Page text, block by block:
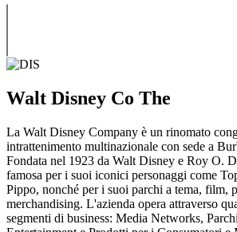
Walt Disney Co The
La Walt Disney Company è un rinomato
intrattenimento multinazionale con sede a
Fondata nel 1923 da Walt Disney e Roy O.
famosa per i suoi iconici personaggi come
Pippo, nonché per i suoi parchi a tema, film,
merchandising. L'azienda opera attraverso
segmenti di business: Media Networks,